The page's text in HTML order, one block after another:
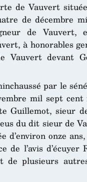
de Vauvert
de décembre
de Vauvert,
à honorables
Vauvert devant
par le
mil sept
Guillemot, sieur
du dit sieur de
d’environ onze
de l’avis
plusieurs